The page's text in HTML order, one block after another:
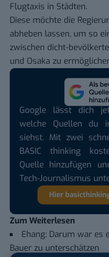
Flugtaxis in Städten.
Diese möchte die
abheben lassen, um so
zwischen dicht-
und Osaka zu
Google lässt dich
welche Quellen du
siehst. Mit zwei
BASIC thinking
Quelle hinzufügen
Tech-Journalismus
Hier
Zum Weiterlesen
Ehang: Darum war es
Bauer zu unterschätzen